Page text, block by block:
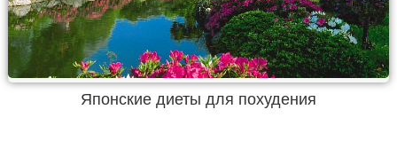
Японские диеты для похудения